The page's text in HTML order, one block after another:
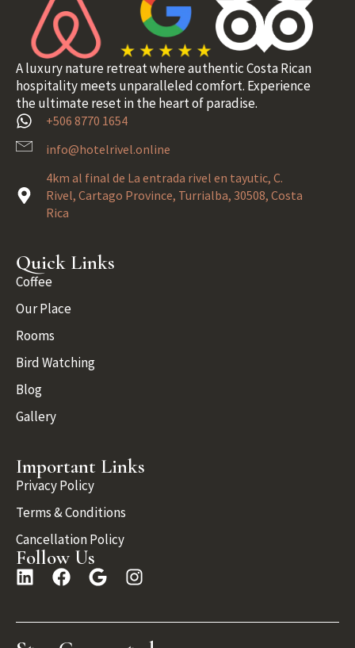
A luxury nature retreat where authentic Costa Rican
hospitality meets unparalleled comfort. Experience
the ultimate reset in the heart of paradise.
+506 8770 1654
info@hotelrivel.online
4km al final de La entrada rivel en tayutic, C.
Rivel, Cartago Province, Turrialba, 30508, Costa
Rica
Quick Links
Coffee
Our Place
Rooms
Bird Watching
Blog
Gallery
Important Links
Privacy Policy
Terms & Conditions
Cancellation Policy
Follow Us